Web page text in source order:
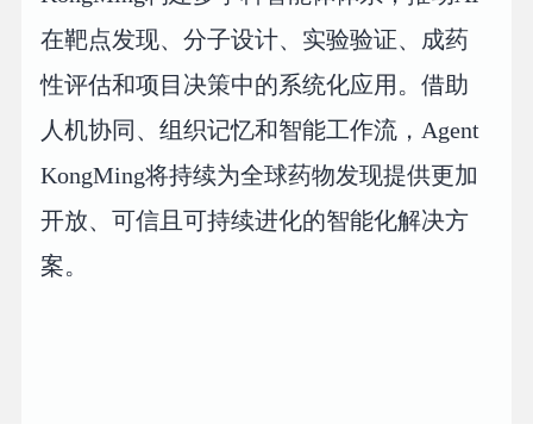
在靶点发现、分子设计、实验验证、成药
性评估和项目决策中的系统化应用。借助
人机协同、组织记忆和智能工作流，Agent
KongMing将持续为全球药物发现提供更加
开放、可信且可持续进化的智能化解决方
案。